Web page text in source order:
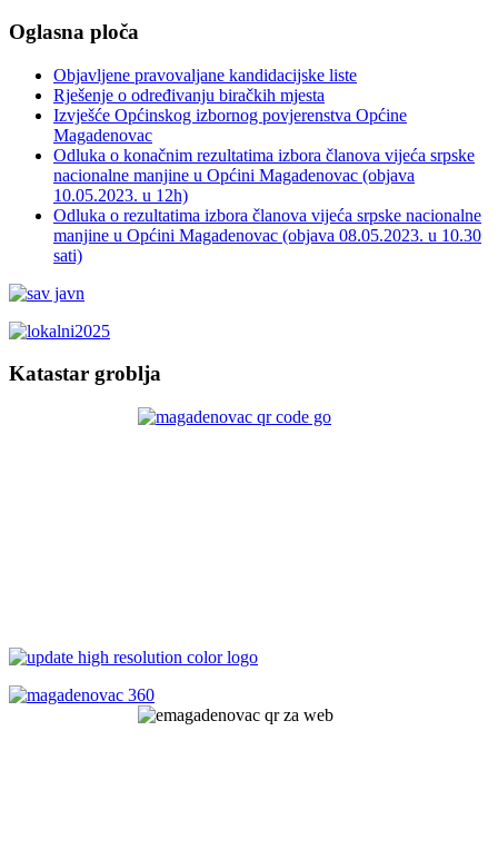
Oglasna ploča
Objavljene pravovaljane kandidacijske liste
Rješenje o određivanju biračkih mjesta
Izvješće Općinskog izbornog povjerenstva Općine
Magadenovac
Odluka o konačnim rezultatima izbora članova vijeća srpske
nacionalne manjine u Općini Magadenovac (objava
10.05.2023. u 12h)
Odluka o rezultatima izbora članova vijeća srpske nacionalne
manjine u Općini Magadenovac (objava 08.05.2023. u 10.30
sati)
Katastar groblja